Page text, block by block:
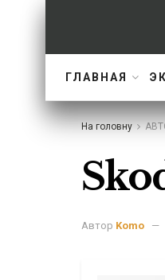
ГЛАВНАЯ
На головну
Автор Komo